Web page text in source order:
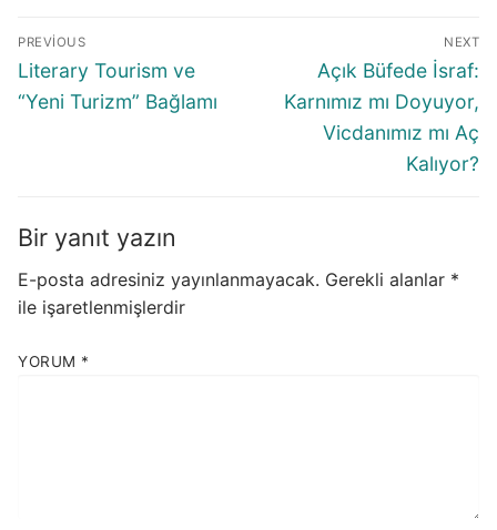
Yazı
gezinmesi
PREVIOUS
Previous
post:
Literary Tourism ve
“Yeni Turizm” Bağlamı
NEXT
Next
post:
Açık Büfede İsraf:
Karnımız mı Doyuyor,
Vicdanımız mı Aç
Kalıyor?
Bir yanıt yazın
E-posta adresiniz yayınlanmayacak. Gerekli alanlar *
ile işaretlenmişlerdir
YORUM *